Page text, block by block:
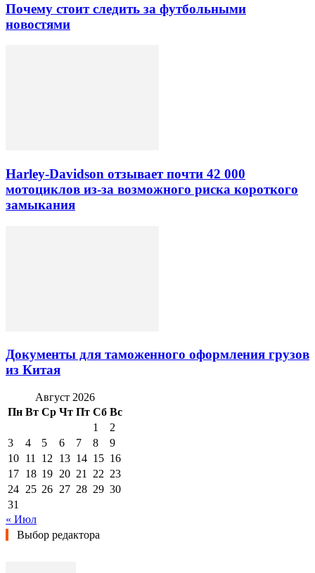
Почему стоит следить за футбольными
новостями
Harley-Davidson отзывает почти 42 000
мотоциклов из-за возможного риска короткого
замыкания
Документы для таможенного оформления грузов
из Китая
Август 2026
Пн Вт Ср Чт Пт Сб Вс
1
2
3
4 5 6 7 8
9
10 11 12 13 14 15 16
17 18 19 20 21 22 23
24 25 26 27 28 29 30
31
« Июл
Выбор редактора